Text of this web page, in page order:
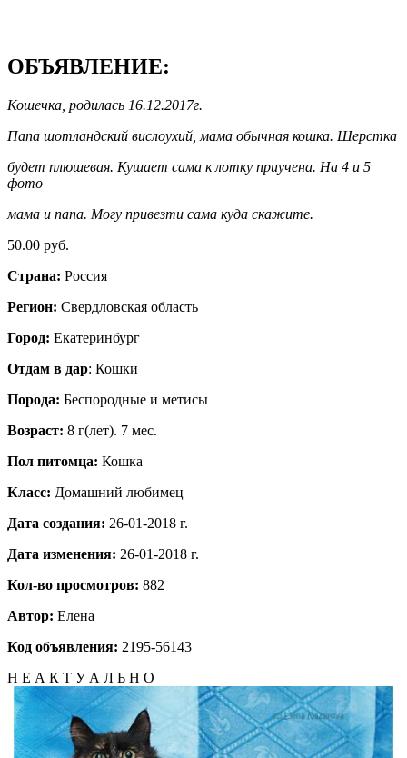
ОБЪЯВЛЕНИЕ:
Кошечка, родилась 16.12.2017г.
Папа шотландский вислоухий, мама обычная кошка. Шерстка
будет плюшевая. Кушает сама к лотку приучена. На 4 и 5
фото
мама и папа. Могу привезти сама куда скажите.
50.00 руб.
Страна: Россия
Регион: Свердловская область
Город: Екатеринбург
Отдам в дар: Кошки
Порода: Беспородные и метисы
Возраст: 8 г(лет). 7 мес.
Пол питомца: Кошка
Класс: Домашний любимец
Дата создания: 26-01-2018 г.
Дата изменения: 26-01-2018 г.
Кол-во просмотров: 882
Автор: Елена
Код объявления: 2195-56143
Н Е А К Т У А Л Ь Н О